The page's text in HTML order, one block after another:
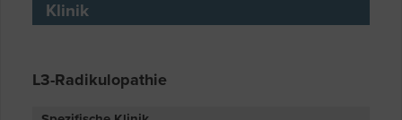
Klinik
L3-Radikulopathie